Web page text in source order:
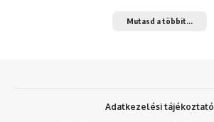
Mutasd a többit...
Adatkezelési tájékoztató